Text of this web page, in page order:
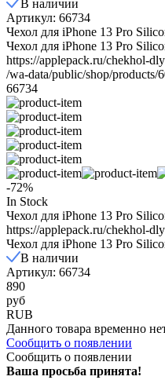
В наличии
Артикул: 66734
Чехол для iPhone 13 Prо
Чехол для iPhone 13 Prо
https://applepack.ru/chekhol-
/wa-data/public/shop/products/
66734
-72%
In Stock
Чехол для iPhone 13 Prо
https://applepack.ru/chekhol-
Чехол для iPhone 13 Prо
В наличии
Артикул: 66734
890
руб
RUB
Данного товара временно
Сообщить о появлении
Сообщить о появлении
Ваша просьба принята!